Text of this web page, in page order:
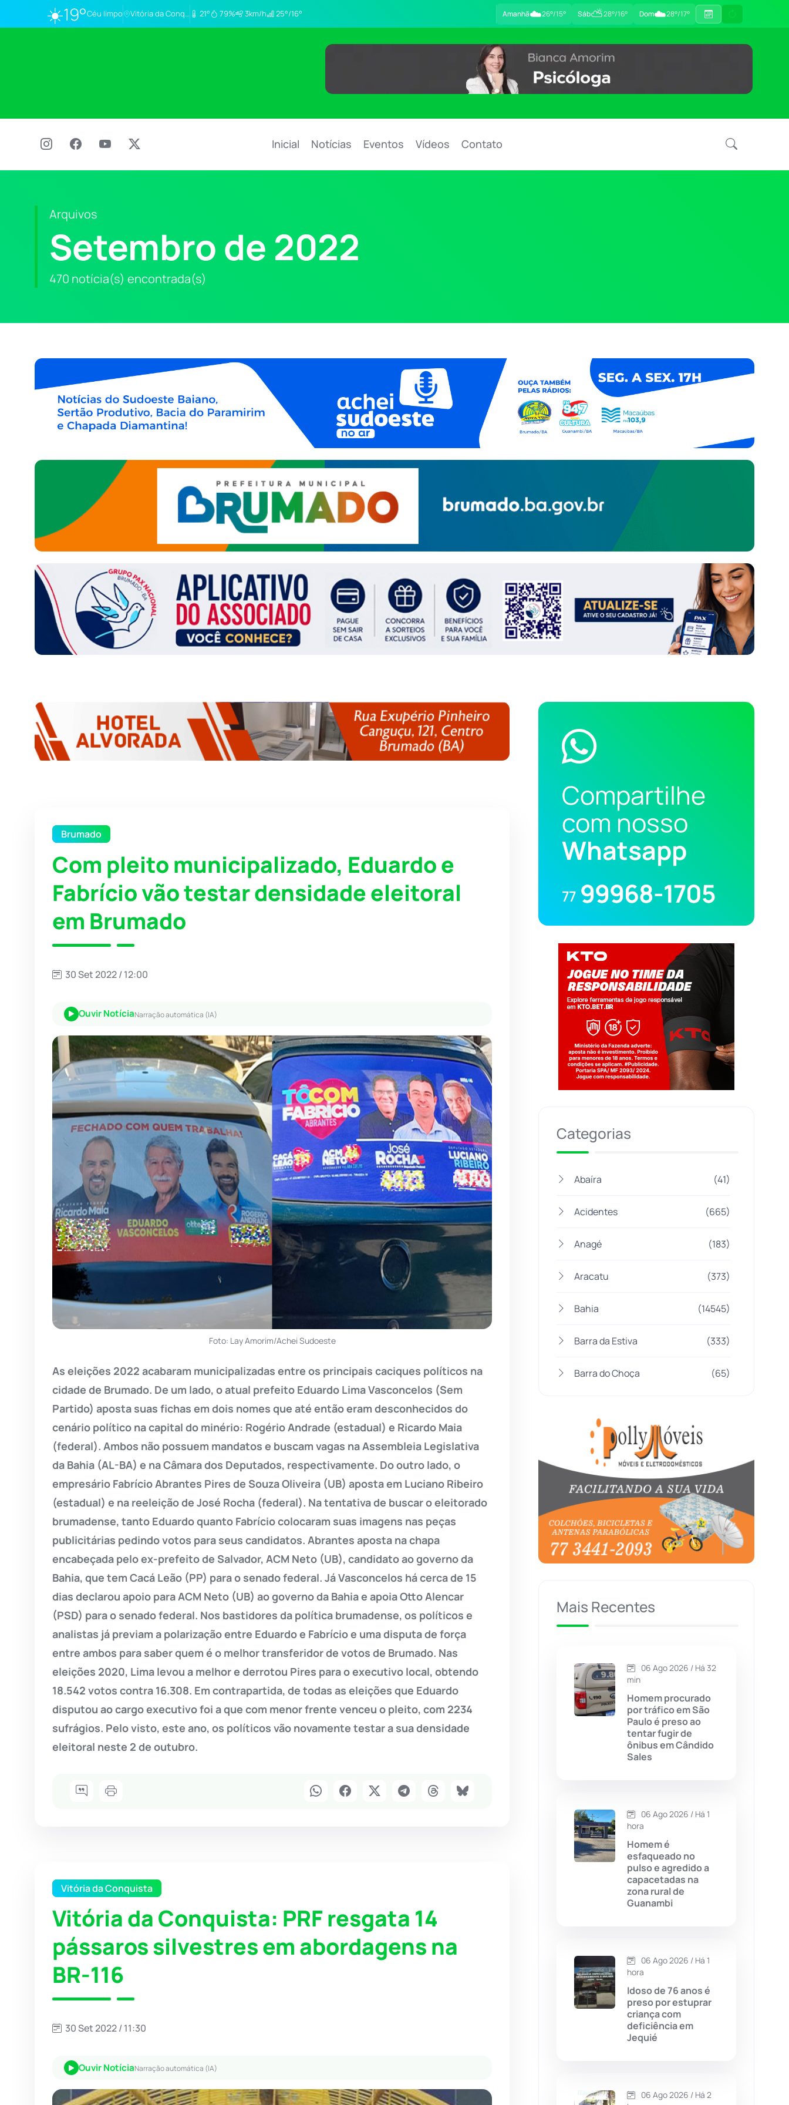
☀️19°Céu limpo Vitória da Conq… 21° 79% 3km/h 25°/16° Amanhã☁️26°/15° Sáb⛅28°/16° Dom☁️28°/17°
Inicial Notícias Eventos Vídeos Contato
Arquivos
Setembro de 2022
470 notícia(s) encontrada(s)
Brumado
Com pleito municipalizado, Eduardo e
Fabrício vão testar densidade eleitoral
em Brumado
30 Set 2022 / 12:00
Ouvir NotíciaNarração automática (IA)
Foto: Lay Amorim/Achei Sudoeste
As eleições 2022 acabaram municipalizadas entre os principais caciques políticos na
cidade de Brumado. De um lado, o atual prefeito Eduardo Lima Vasconcelos (Sem
Partido) aposta suas fichas em dois nomes que até então eram desconhecidos do
cenário político na capital do minério: Rogério Andrade (estadual) e Ricardo Maia
(federal). Ambos não possuem mandatos e buscam vagas na Assembleia Legislativa
da Bahia (AL-BA) e na Câmara dos Deputados, respectivamente. Do outro lado, o
empresário Fabrício Abrantes Pires de Souza Oliveira (UB) aposta em Luciano Ribeiro
(estadual) e na reeleição de José Rocha (federal). Na tentativa de buscar o eleitorado
brumadense, tanto Eduardo quanto Fabrício colocaram suas imagens nas peças
publicitárias pedindo votos para seus candidatos. Abrantes aposta na chapa
encabeçada pelo ex-prefeito de Salvador, ACM Neto (UB), candidato ao governo da
Bahia, que tem Cacá Leão (PP) para o senado federal. Já Vasconcelos há cerca de 15
dias declarou apoio para ACM Neto (UB) ao governo da Bahia e apoia Otto Alencar
(PSD) para o senado federal. Nos bastidores da política brumadense, os políticos e
analistas já previam a polarização entre Eduardo e Fabrício e uma disputa de força
entre ambos para saber quem é o melhor transferidor de votos de Brumado. Nas
eleições 2020, Lima levou a melhor e derrotou Pires para o executivo local, obtendo
18.542 votos contra 16.308. Em contrapartida, de todas as eleições que Eduardo
disputou ao cargo executivo foi a que com menor frente venceu o pleito, com 2234
sufrágios. Pelo visto, este ano, os políticos vão novamente testar a sua densidade
eleitoral neste 2 de outubro.
Vitória da Conquista
Vitória da Conquista: PRF resgata 14
pássaros silvestres em abordagens na
BR-116
30 Set 2022 / 11:30
Ouvir NotíciaNarração automática (IA)
Compartilhe
com nosso
Whatsapp
77 99968-1705
Categorias
Abaíra (41)
Acidentes (665)
Anagé (183)
Aracatu (373)
Bahia (14545)
Barra da Estiva (333)
Barra do Choça (65)
Bom Jesus da Lapa
Boquira (152)
Botuporã (72)
Brasil (7679)
Brumado (31955)
Caculé
Caetité (1504)
Candiba (157)
Cândido Sales
Caturama
Chapada Diamantina
Cordeiros
Dom Basílio (391)
Mais Recentes
06 Ago 2026 / Há 32
min
Homem procurado
por tráfico em São
Paulo é preso ao
tentar fugir de
ônibus em Cândido
Sales
06 Ago 2026 / Há 1
hora
Homem é
esfaqueado no
pulso e agredido a
capacetadas na
zona rural de
Guanambi
06 Ago 2026 / Há 1
hora
Idoso de 76 anos é
preso por estuprar
criança com
deficiência em
Jequié
06 Ago 2026 / Há 2